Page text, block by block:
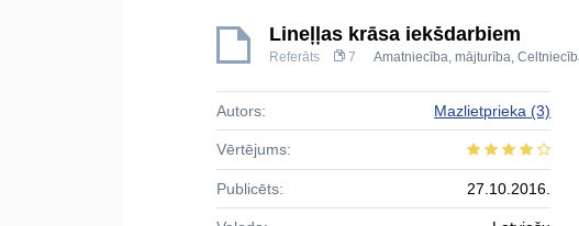
Lineļļas krāsa iekšdarbiem
Referāts 7 Amatniecība, mājturība,
Autors: Mazlietprieka (3)
Vērtējums:
Publicēts: 27.10.2016.